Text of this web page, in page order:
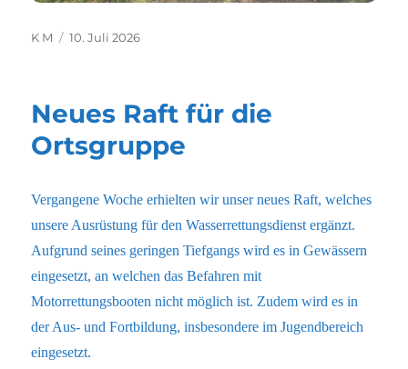
Autor
K M
Veröffentlicht
10. Juli 2026
Neues Raft für die
Ortsgruppe
Vergangene Woche erhielten wir unser neues Raft, welches
unsere Ausrüstung für den Wasserrettungsdienst ergänzt.
Aufgrund seines geringen Tiefgangs wird es in Gewässern
eingesetzt, an welchen das Befahren mit
Motorrettungsbooten nicht möglich ist. Zudem wird es in
der Aus- und Fortbildung, insbesondere im Jugendbereich
eingesetzt.